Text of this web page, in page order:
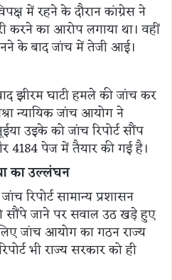
में रहने के दौरान कांग्रेस ने
करने का आरोप लगाया था। वहीं
के बाद जांच में तेजी आई।
झीरम घाटी हमले की जांच कर
न्यायिक जांच आयोग ने
उइके को जांच रिपोर्ट सौंप
4184 पेज में तैयार की गई है।
का उल्लंघन
रिपोर्ट सामान्य प्रशासन
सौंपे जाने पर सवाल उठ खड़े हुए
जांच आयोग का गठन राज्य
भी राज्य सरकार को ही